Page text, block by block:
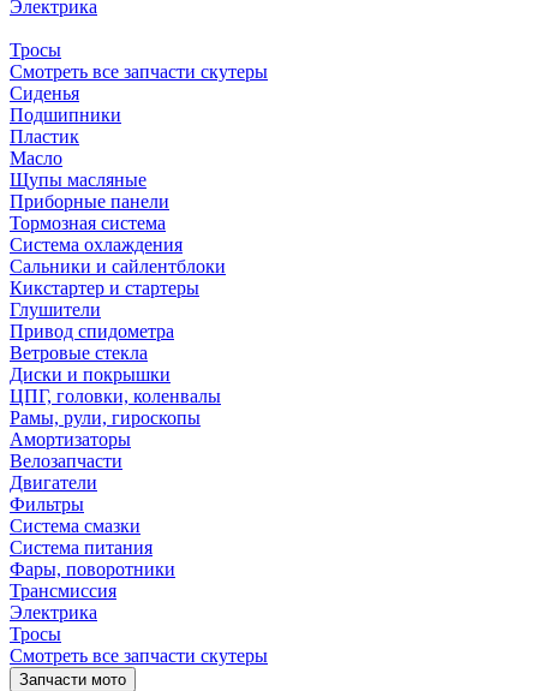
Электрика
Тросы
Смотреть все запчасти скутеры
Сиденья
Подшипники
Пластик
Масло
Щупы масляные
Приборные панели
Тормозная система
Система охлаждения
Сальники и сайлентблоки
Кикстартер и стартеры
Глушители
Привод спидометра
Ветровые стекла
Диски и покрышки
ЦПГ, головки, коленвалы
Рамы, рули, гироскопы
Амортизаторы
Велозапчасти
Двигатели
Фильтры
Система смазки
Система питания
Фары, поворотники
Трансмиссия
Электрика
Тросы
Смотреть все запчасти скутеры
Запчасти мото